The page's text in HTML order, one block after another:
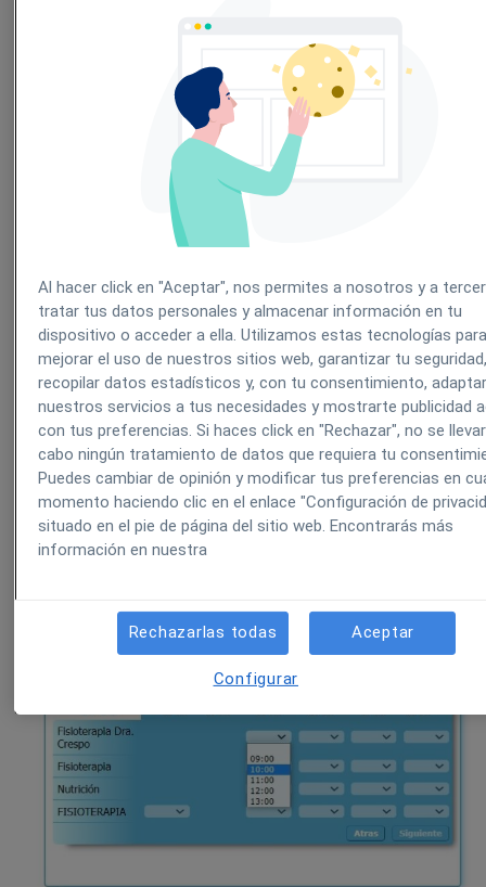
Seleccione la agenda, hora disponible y siguiente:
Al hacer click en "Aceptar", nos permites a nosotros y a
tratar tus datos personales y almacenar información en tu
dispositivo o acceder a ella. Utilizamos estas tecnologías
mejorar el uso de nuestros sitios web, garantizar tu
recopilar datos estadísticos y, con tu consentimiento,
nuestros servicios a tus necesidades y mostrarte publicidad
con tus preferencias. Si haces click en "Rechazar", no se
cabo ningún tratamiento de datos que requiera tu
Puedes cambiar de opinión y modificar tus preferencias en
momento haciendo clic en el enlace "Configuración de
situado en el pie de página del sitio web. Encontrarás más
información en nuestra
Rechazarlas todas Aceptar
Configurar